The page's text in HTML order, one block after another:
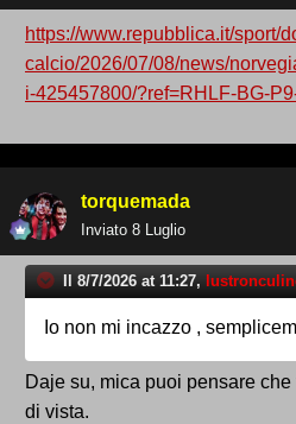
https://www.repubblica.it/sport/
calcio/2026/07/08/news/
i-425457800/?ref=RHLF-BG-
torquemada
Inviato 8 Luglio
Il 8/7/2026 at 11:27,
Io non mi incazzo ,
Daje su, mica puoi pensare
di vista.